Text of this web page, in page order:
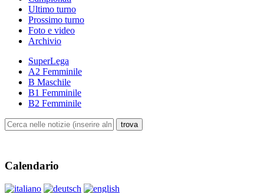
Ultimo turno
Prossimo turno
Foto e video
Archivio
SuperLega
A2 Femminile
B Maschile
B1 Femminile
B2 Femminile
Calendario